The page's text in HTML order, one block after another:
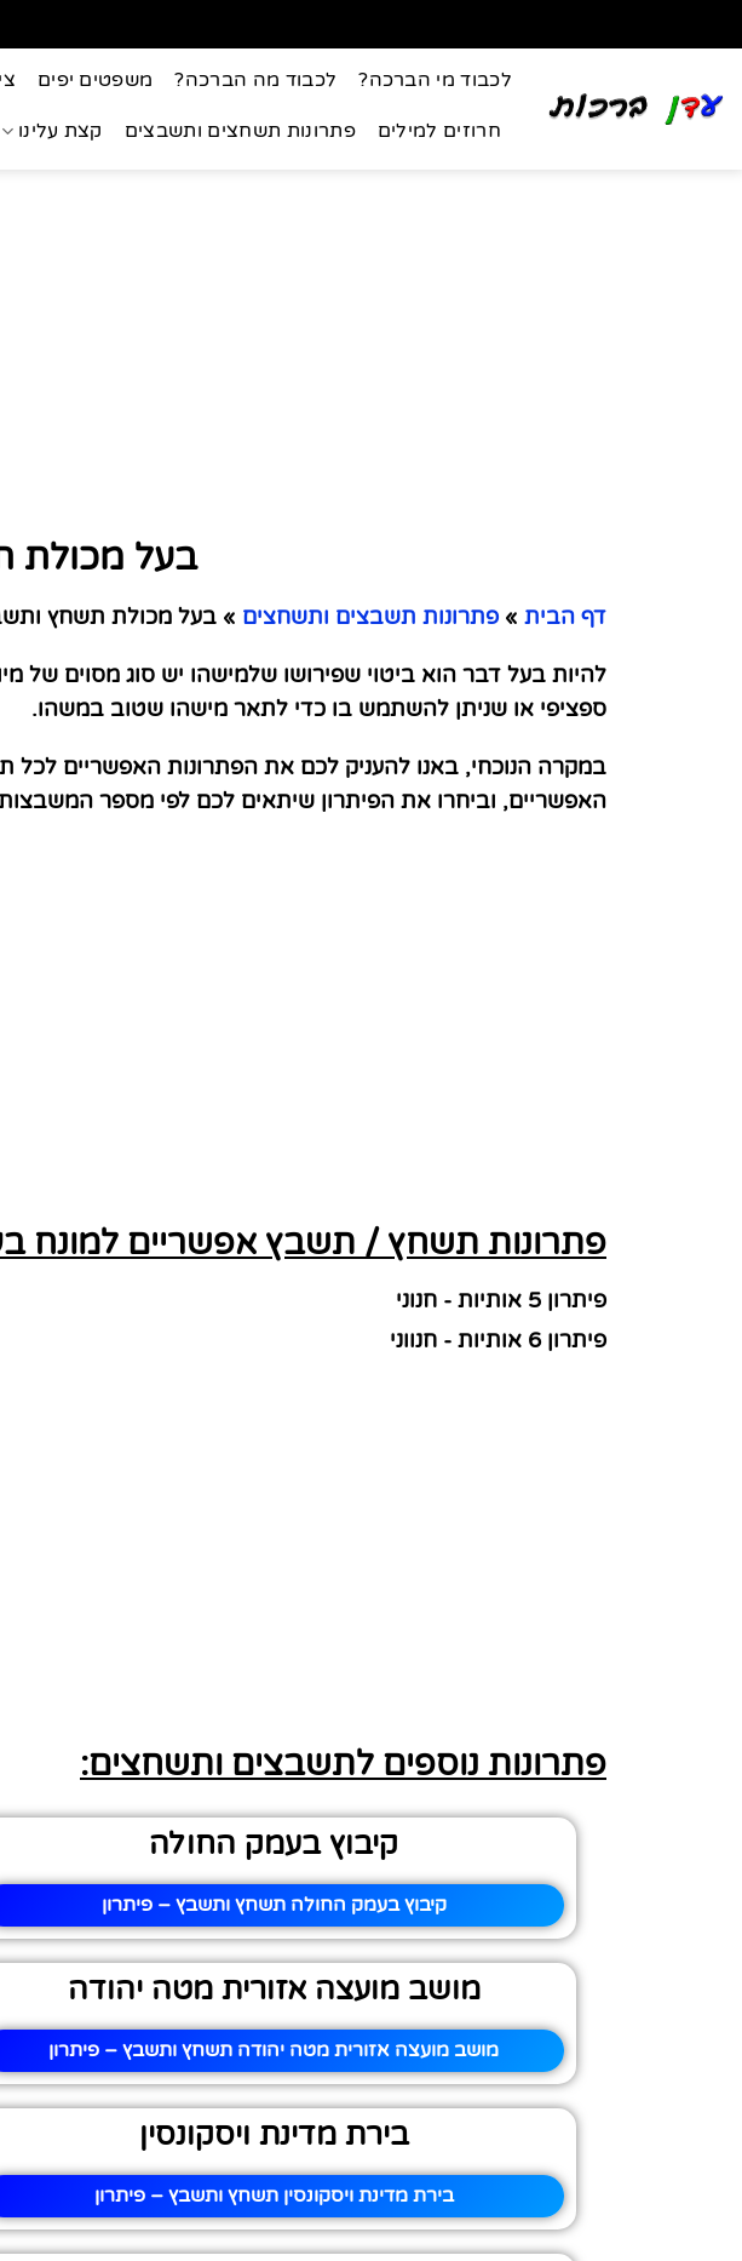
לכבוד מי הברכה? לכבוד מה הברכה? משפטים יפים
חרוזים למילים פתרונות תשחצים ותשבצים קצת עלינו
בעל מכולת
דף הבית » פתרונות תשבצים ותשחצים » בעל מכולת תשחץ
להיות בעל דבר הוא ביטוי שפירושו שלמישהו יש סוג מסוים של
ספציפי או שניתן להשתמש בו כדי לתאר מישהו שטוב במשהו.
במקרה הנוכחי, באנו להעניק לכם את הפתרונות האפשריים
האפשריים, וביחרו את הפיתרון שיתאים לכם לפי מספר
פתרונות תשחץ / תשבץ אפשריים למונח
פיתרון 5 אותיות - חנוני
פיתרון 6 אותיות - חנווני
פתרונות נוספים לתשבצים ותשחצים:
קיבוץ בעמק החולה
קיבוץ בעמק החולה תשחץ ותשבץ – פיתרון
מושב מועצה אזורית מטה יהודה
מושב מועצה אזורית מטה יהודה תשחץ ותשבץ – פיתרון
בירת מדינת ויסקונסין
בירת מדינת ויסקונסין תשחץ ותשבץ – פיתרון